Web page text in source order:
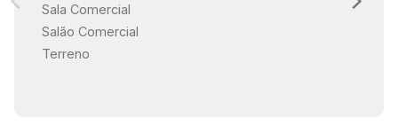
Sala Comercial
Salão Comercial
Terreno